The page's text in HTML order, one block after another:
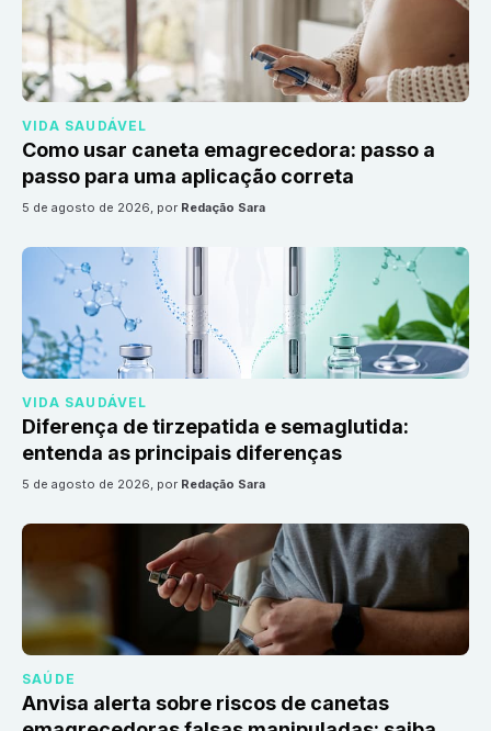
VIDA SAUDÁVEL
Como usar caneta emagrecedora: passo a
passo para uma aplicação correta
5 de agosto de 2026, por Redação Sara
VIDA SAUDÁVEL
Diferença de tirzepatida e semaglutida:
entenda as principais diferenças
5 de agosto de 2026, por Redação Sara
SAÚDE
Anvisa alerta sobre riscos de canetas